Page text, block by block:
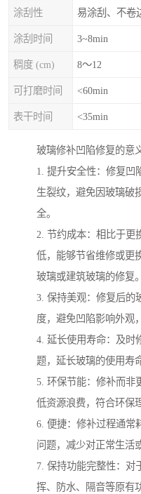
涂刮性 易涂刮、不卷
涂刮时间 3~8min
稠度 (cm) 8～12
可打磨时间 <60min
表干时间 <35min
玻璃修补凹陷修复的意
1. 提升安全性：修复凹
生裂纹，避免因玻璃破
全。
2. 节约成本：相比于更
低，能够节省维修或更
玻璃或建筑玻璃的修复。
3. 保持美观：修复后的
度，避免凹陷影响外观
4. 延长使用寿命：及时
题，延长玻璃的使用寿
5. 环保节能：修补而非
低资源浪费，符合环保
6. 便捷：修补过程通常
问题，减少对正常生活
7. 保持功能完整性：对
挥、防水、隔音等原有